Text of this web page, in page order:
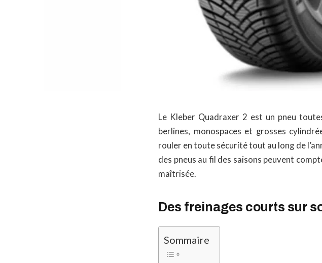
Le Kleber Quadraxer 2 est un pneu
berlines, monospaces et grosses
rouler en toute sécurité tout au long de
des pneus au fil des saisons peuvent
maîtrisée.
Des freinages courts sur
Sommaire